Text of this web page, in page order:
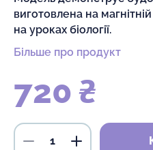
виготовлена на
на уроках біології.
Більше про продукт
720 ₴